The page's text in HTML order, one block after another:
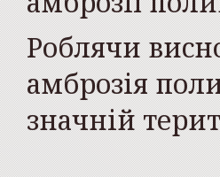
Роблячи
амброзія
значній